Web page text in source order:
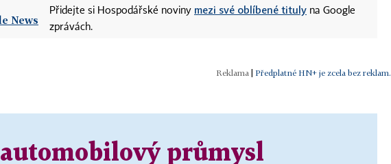
Přidejte si Hospodářské noviny mezi své oblíbené tituly na Google
zprávách.
Předplatné HN+ je zcela bez reklam.
automobilový průmysl